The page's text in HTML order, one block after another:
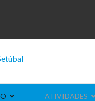
ATIVIDADES